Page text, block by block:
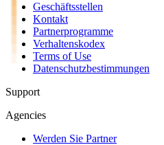
Geschäftsstellen
Kontakt
Partnerprogramme
Verhaltenskodex
Terms of Use
Datenschutzbestimmungen
Support
Agencies
Werden Sie Partner